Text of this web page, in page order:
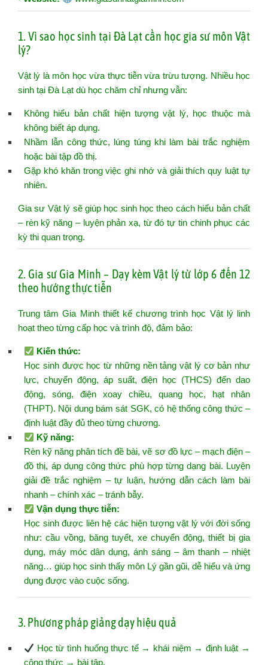
1. Vì sao học sinh tại Đà Lạt cần học gia sư môn Vật
lý?
Vật lý là môn học vừa thực tiễn vừa trừu tượng. Nhiều học
sinh tại Đà Lạt dù học chăm chỉ nhưng vẫn:
Không hiểu bản chất hiện tượng vật lý, học thuộc mà
không biết áp dụng.
Nhầm lẫn công thức, lúng túng khi làm bài trắc nghiệm
hoặc bài tập đồ thị.
Gặp khó khăn trong việc ghi nhớ và giải thích quy luật tự
nhiên.
Gia sư Vật lý sẽ giúp học sinh học theo cách hiểu bản chất
– rèn kỹ năng – luyện phản xạ, từ đó tự tin chinh phục các
kỳ thi quan trọng.
2. Gia sư Gia Minh – Dạy kèm Vật lý từ lớp 6 đến 12
theo hướng thực tiễn
Trung tâm Gia Minh thiết kế chương trình học Vật lý linh
hoạt theo từng cấp học và trình độ, đảm bảo:
Kiến thức:
Học sinh được học từ những nền tảng vật lý cơ bản như
lực, chuyển động, áp suất, điện học (THCS) đến dao
động, sóng, điện xoay chiều, quang học, hạt nhân
(THPT). Nội dung bám sát SGK, có hệ thống công thức –
định luật đầy đủ theo từng chương.
Kỹ năng:
Rèn kỹ năng phân tích đề bài, vẽ sơ đồ lực – mạch điện –
đồ thị, áp dụng công thức phù hợp từng dạng bài. Luyện
giải đề trắc nghiệm – tự luận, hướng dẫn cách làm bài
nhanh – chính xác – tránh bẫy.
Vận dụng thực tiễn:
Học sinh được liên hệ các hiện tượng vật lý với đời sống
như: cầu vồng, băng tuyết, xe chuyển động, thiết bị gia
dụng, máy móc dân dụng, ánh sáng – âm thanh – nhiệt
năng… giúp học sinh thấy môn Lý gần gũi, dễ hiểu và ứng
dụng được vào cuộc sống.
3. Phương pháp giảng dạy hiệu quả
Học từ tình huống thực tế → khái niệm → định luật →
công thức → bài tập.